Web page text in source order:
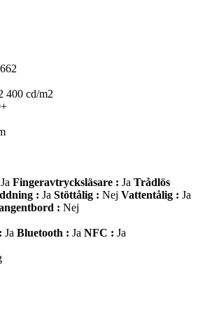
400 cd/m2
Ja Fingeravtrycksläsare : Ja Trådlös
: Ja Stöttålig : Nej Vattentålig : Ja
: Nej
Ja Bluetooth : Ja NFC : Ja